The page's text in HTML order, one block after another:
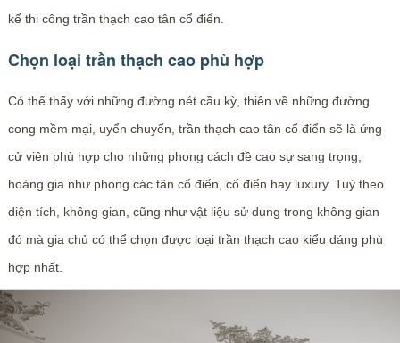
kế thi công trần thạch cao tân cổ điển.
Chọn loại trần thạch cao phù hợp
Có thể thấy với những đường nét cầu kỳ, thiên về những đường
cong mềm mại, uyển chuyển, trần thạch cao tân cổ điển sẽ là ứng
cử viên phù hợp cho những phong cách đề cao sự sang trọng,
hoàng gia như phong các tân cổ điển, cổ điển hay luxury. Tuỳ theo
diện tích, không gian, cũng như vật liệu sử dụng trong không gian
đó mà gia chủ có thể chọn được loại trần thạch cao kiểu dáng phù
hợp nhất.